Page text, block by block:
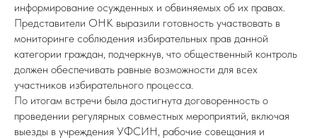
информирование осужденных и обвиняемых об их правах.
Представители ОНК выразили готовность участвовать в
мониторинге соблюдения избирательных прав данной
категории граждан, подчеркнув, что общественный контроль
должен обеспечивать равные возможности для всех
участников избирательного процесса.
По итогам встречи была достигнута договоренность о
проведении регулярных совместных мероприятий, включая
выезды в учреждения УФСИН, рабочие совещания и